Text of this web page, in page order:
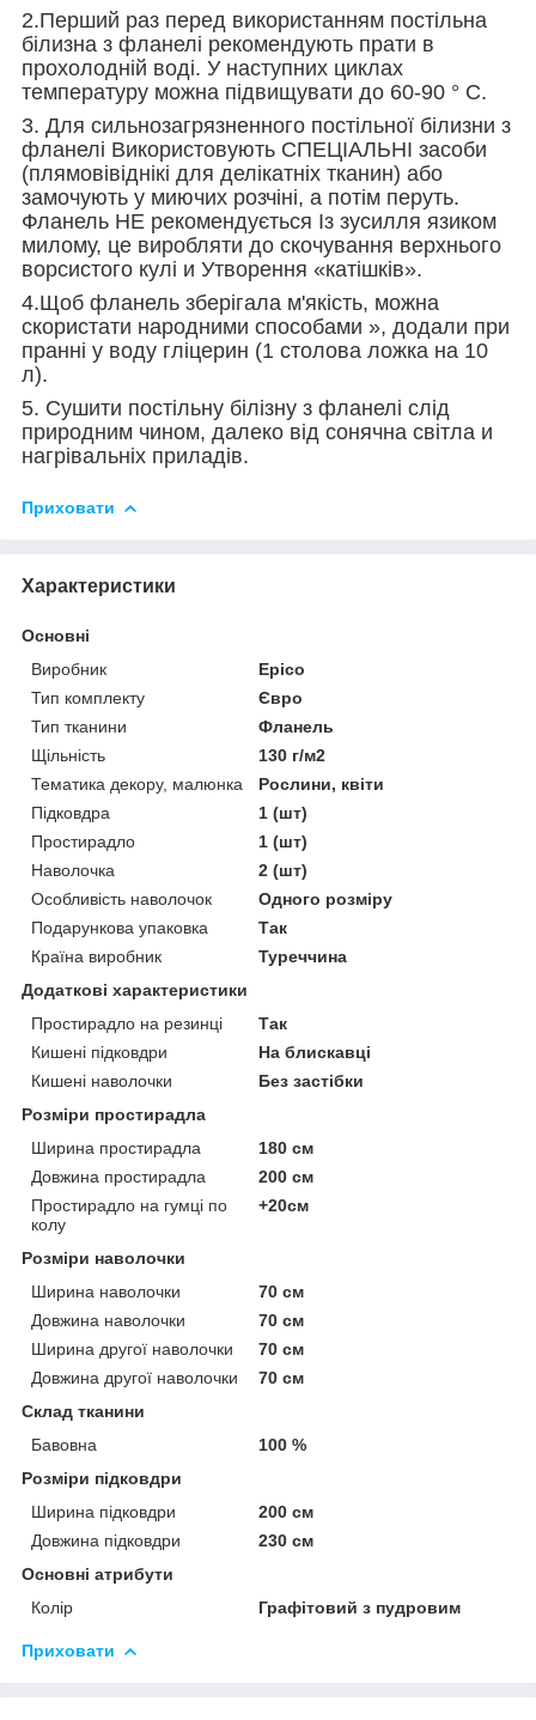
2.Перший раз перед використанням постільна
білизна з фланелі рекомендують прати в
прохолодній воді. У наступних циклах
температуру можна підвищувати до 60-90 ° С.
3. Для сильнозагрязненного постільної білизни з
фланелі Використовують СПЕЦІАЛЬНІ засоби
(плямовівіднікі для делікатніх тканин) або
замочують у миючих розчіні, а потім перуть.
Фланель НЕ рекомендується Із зусилля язиком
милому, це виробляти до скочування верхнього
ворсистого кулі и Утворення «катішків».
4.Щоб фланель зберігала м'якість, можна
скористати народними способами », додали при
пранні у воду гліцерин (1 столова ложка на 10
л).
5. Сушити постільну білізну з фланелі слід
природним чином, далеко від сонячна світла и
нагрівальніх приладів.
Приховати
Характеристики
Основні
Виробник
Epico
Тип комплекту
Євро
Тип тканини
Фланель
Щільність
130 г/м2
Тематика декору, малюнка
Рослини, квіти
Підковдра
1 (шт)
Простирадло
1 (шт)
Наволочка
2 (шт)
Особливість наволочок
Одного розміру
Подарункова упаковка
Так
Країна виробник
Туреччина
Додаткові характеристики
Простирадло на резинці
Так
Кишені підковдри
На блискавці
Кишені наволочки
Без застібки
Розміри простирадла
Ширина простирадла
180 см
Довжина простирадла
200 см
Простирадло на гумці по
колу
+20см
Розміри наволочки
Ширина наволочки
70 см
Довжина наволочки
70 см
Ширина другої наволочки
70 см
Довжина другої наволочки
70 см
Склад тканини
Бавовна
100 %
Розміри підковдри
Ширина підковдри
200 см
Довжина підковдри
230 см
Основні атрибути
Колір
Графітовий з пудровим
Приховати